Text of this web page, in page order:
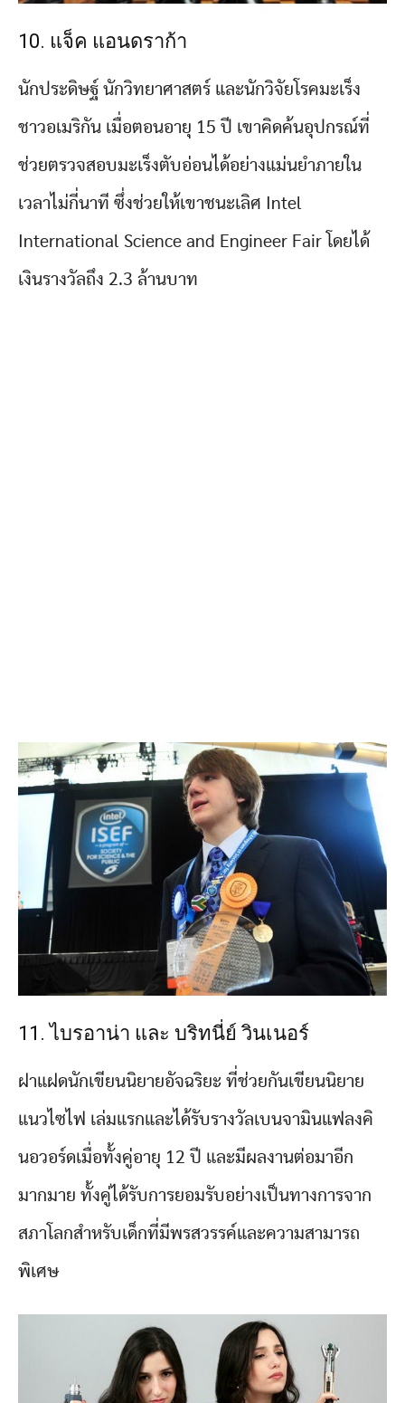
10. แจ็ค แอนดราก้า
นักประดิษฐ์ นักวิทยาศาสตร์ และนักวิจัยโรคมะเร็ง
ชาวอเมริกัน เมื่อตอนอายุ 15 ปี เขาคิดค้นอุปกรณ์ที่
ช่วยตรวจสอบมะเร็งตับอ่อนได้อย่างแม่นยำภายใน
เวลาไม่กี่นาที ซึ่งช่วยให้เขาชนะเลิศ Intel
International Science and Engineer Fair โดยได้
เงินรางวัลถึง 2.3 ล้านบาท
11. ไบรอาน่า และ บริทนี่ย์ วินเนอร์
ฝาแฝดนักเขียนนิยายอัจฉริยะ ที่ช่วยกันเขียนนิยาย
แนวไซไฟ เล่มแรกและได้รับรางวัลเบนจามินแฟลงคิ
นอวอร์ดเมื่อทั้งคู่อายุ 12 ปี และมีผลงานต่อมาอีก
มากมาย ทั้งคู่ได้รับการยอมรับอย่างเป็นทางการจาก
สภาโลกสำหรับเด็กที่มีพรสวรรค์และความสามารถ
พิเศษ